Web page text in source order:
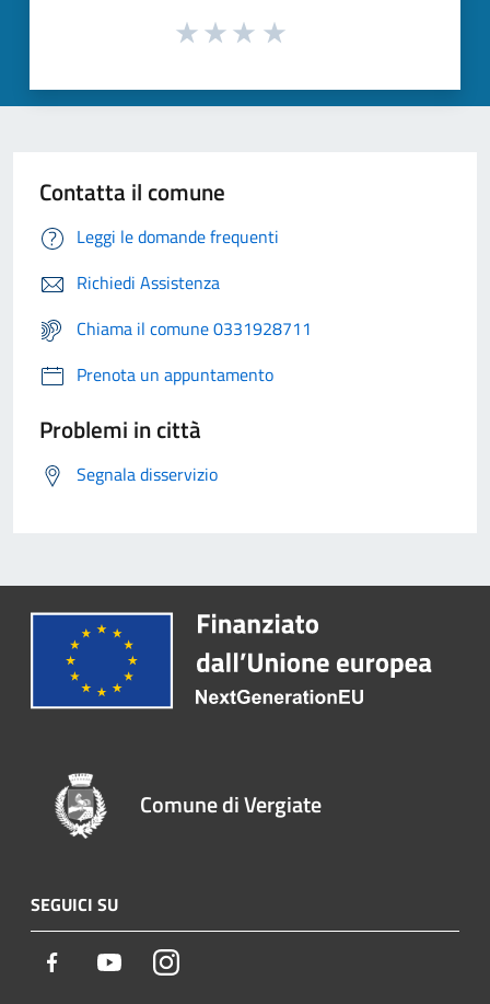
Contatta il comune
Leggi le domande frequenti
Richiedi Assistenza
Chiama il comune 0331928711
Prenota un appuntamento
Problemi in città
Segnala disservizio
Comune di Vergiate
SEGUICI SU
Facebook YoutubeInstagram